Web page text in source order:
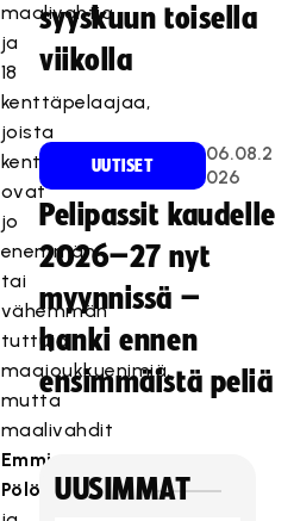
maalivahtia
ja
18
kenttäpelaajaa,
joista
kenttäpelaajat
ovat
jo
enemmän
tai
vähemmän
tuttuja
maajoukkuenimiä,
mutta
maalivahdit
Emmi
Pölönen
syyskuun toisella
viikolla
UUTISET
06.08.2
026
Pelipassit kaudelle
2026–27 nyt
myynnissä –
hanki ennen
ensimmäistä peliä
UUSIMMAT